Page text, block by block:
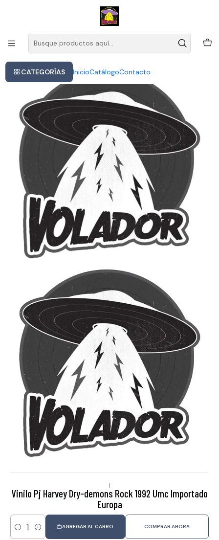
CATEGORÍAS InicioCatálogoContacto
Este es el texto del slide
Vinilo Pj Harvey Dry-demons Rock 1992 Umc Importado Europa
|
Vinilo Pj Harvey Dry-demons Rock 1992 Umc Importado
Europa
Cantidad
AGREGAR AL CARRO COMPRAR AHORA